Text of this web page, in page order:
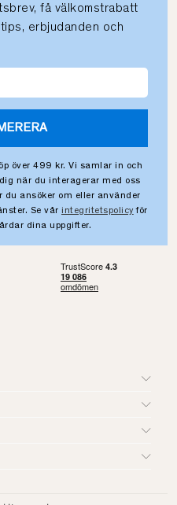
få välkomstrabatt
erbjudanden och
över 499 kr. Vi samlar in och
när du interagerar med oss
du ansöker om eller använder
Se vår integritetspolicy för
dina uppgifter.